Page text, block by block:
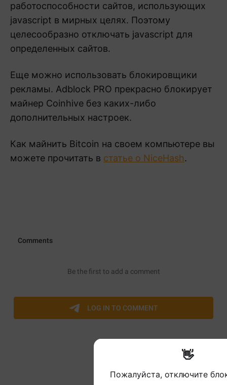
👋
Пожалуйста, отключите
работоспособности сайтов, использующих
javascript в мирных целях. Поэтому
целесообразно отключать javascript для
определенных сайтов.
Еще можно использовать блокировщики
рекламы. Adblock PRO прекрасно блокирует
майнер Coinhive без каких-либо
дополнительных настроек.
Как майнить Bitcoin на своем компьютере вы
можете прочитать в статье о NiceHash.